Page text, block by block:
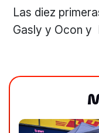
Las diez
Gasly y Ocon y